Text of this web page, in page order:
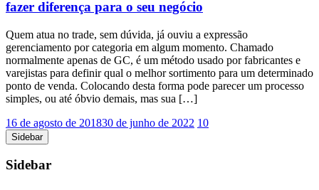
fazer diferença para o seu negócio
Quem atua no trade, sem dúvida, já ouviu a expressão
gerenciamento por categoria em algum momento. Chamado
normalmente apenas de GC, é um método usado por fabricantes e
varejistas para definir qual o melhor sortimento para um determinado
ponto de venda. Colocando desta forma pode parecer um processo
simples, ou até óbvio demais, mas sua […]
16 de agosto de 201830 de junho de 2022 10
Sidebar
Sidebar